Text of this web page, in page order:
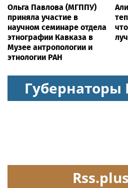
Ольга Павлова (МГППУ)
приняла участие в
научном семинаре отдела
этнографии Кавказа в
Музее антропологии и
этнологии РАН
Губернаторы
Rss.plus